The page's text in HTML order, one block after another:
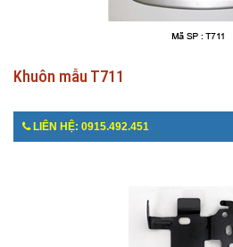
Khuôn mẫu T711
LIÊN HỆ: 0915.492.451